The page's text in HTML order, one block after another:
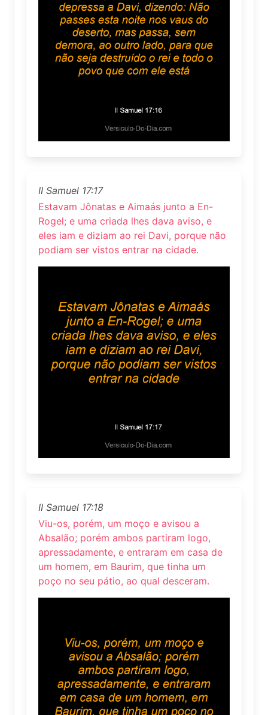
II Samuel 17:17
Estavam Jônatas e Aimaás junto a En-
Rogel; e uma criada lhes dava aviso, e
eles iam e diziam ao rei Davi, porque não
podiam ser vistos entrar na cidade.
II Samuel 17:18
Viu-os, porém, um moço e avisou a
Absalão; porém ambos partiram logo,
apressadamente, e entraram em casa de
um homem, em Baurim, que tinha um
poço no seu pátio, ao qual desceram.